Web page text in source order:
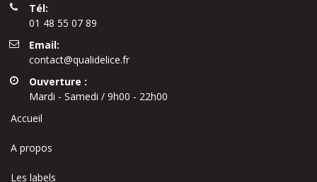
Tél:
01 48 55 07 89
Email:
contact@qualidelice.fr
Ouverture :
Mardi - Samedi / 9h00 - 22h00
Accueil
A propos
Les labels